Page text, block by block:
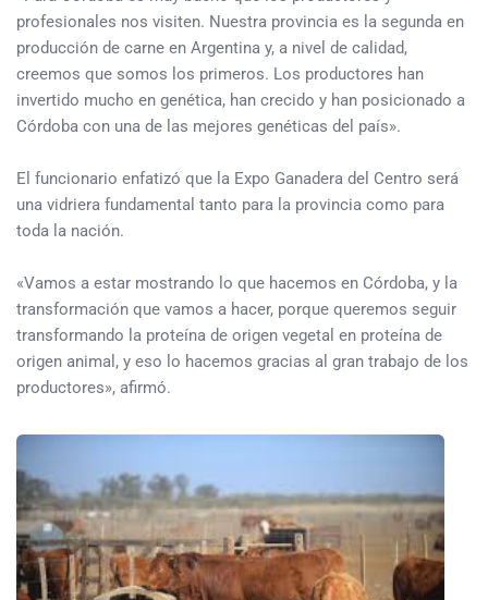
profesionales nos visiten. Nuestra provincia es la segunda en
producción de carne en Argentina y, a nivel de calidad,
creemos que somos los primeros. Los productores han
invertido mucho en genética, han crecido y han posicionado a
Córdoba con una de las mejores genéticas del país».
El funcionario enfatizó que la Expo Ganadera del Centro será
una vidriera fundamental tanto para la provincia como para
toda la nación.
«Vamos a estar mostrando lo que hacemos en Córdoba, y la
transformación que vamos a hacer, porque queremos seguir
transformando la proteína de origen vegetal en proteína de
origen animal, y eso lo hacemos gracias al gran trabajo de los
productores», afirmó.